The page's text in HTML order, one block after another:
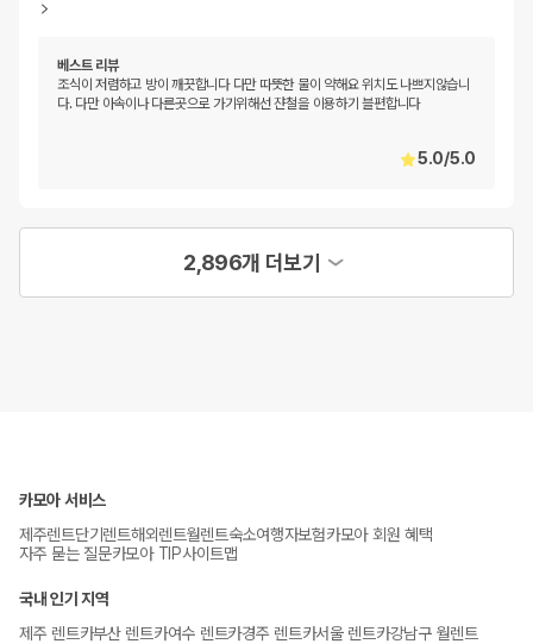
베스트 리뷰
조식이 저렴하고 방이 깨끗합니다 다만 따뜻한 물이 약해요 위치도 나쁘지않습니
다. 다만 아속이나 다른곳으로 가기위해선 쟌철을 이용하기 블편합니다
5.0/5.0
2,896개 더보기
카모아 서비스
제주렌트단기렌트해외렌트월렌트숙소여행자보험카모아 회원 혜택
자주 묻는 질문카모아 TIP사이트맵
국내 인기 지역
제주 렌트카부산 렌트카여수 렌트카경주 렌트카서울 렌트카강남구 월렌트